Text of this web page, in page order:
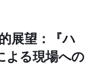
展望：『ハ
よる現場への